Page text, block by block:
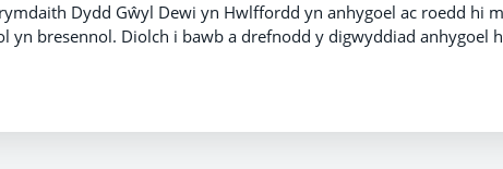
Dydd Gŵyl Dewi yn Hwlffordd yn anhygoel ac roedd hi
yn bresennol. Diolch i bawb a drefnodd y digwyddiad anhygoel